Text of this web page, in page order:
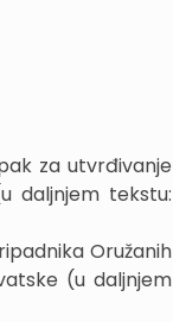
za utvrđivanje
daljnjem tekstu:
Oružanih
(u daljnjem